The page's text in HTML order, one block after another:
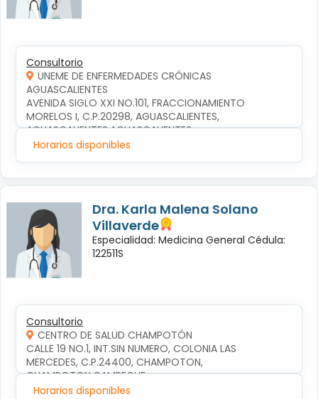
Consultorio
UNEME DE ENFERMEDADES CRÓNICAS
AGUASCALIENTES
AVENIDA SIGLO XXI NO.101, FRACCIONAMIENTO
MORELOS I, C.P.20298, AGUASCALIENTES,
AGUASCALIENTES,AGUASCALIENTES
Horarios disponibles
Dra. Karla Malena Solano
Villaverde
Especialidad: Medicina General Cédula:
122511S
Consultorio
CENTRO DE SALUD CHAMPOTÓN
CALLE 19 NO.1, INT.SIN NUMERO, COLONIA LAS
MERCEDES, C.P.24400, CHAMPOTON,
CHAMPOTON,CAMPECHE
Horarios disponibles